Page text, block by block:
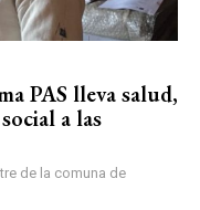
PAS lleva salud,
a las
de la comuna de